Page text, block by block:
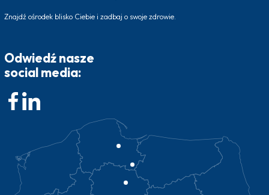
Znajdź ośrodek blisko Ciebie i zadbaj o swoje zdrowie.
Odwiedź nasze
social media: